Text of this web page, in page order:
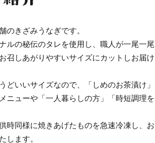
のきざみうなぎです。
ルの秘伝のタレを使用し、職人が一尾一尾
召しあがりやすいサイズにカットしお届け
どいいサイズなので、「しめのお茶漬け」
ニューや「一人暮らしの方」「時短調理を
時同様に焼きあげたものを急速冷凍し、お
します。